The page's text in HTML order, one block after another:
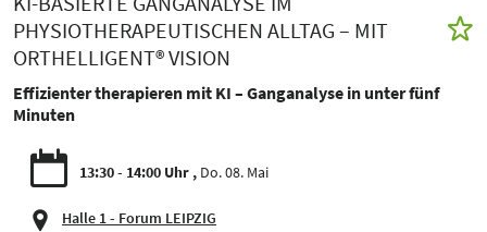
PHYSIOTHERAPEUTISCHEN ALLTAG – MIT
ORTHELLIGENT® VISION
Effizienter therapieren mit KI – Ganganalyse in unter fünf
Minuten
13:30 - 14:00 Uhr Do. 08. Mai
Halle 1 - Forum LEIPZIG